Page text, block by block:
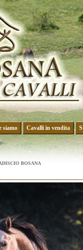
siamo Cavalli in vendita
BOSANA